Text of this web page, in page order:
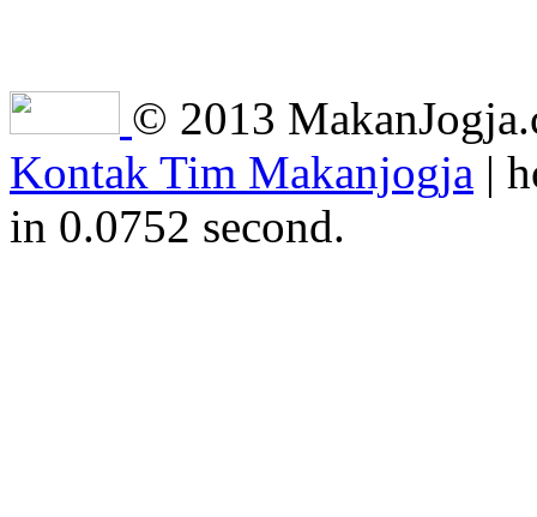
© 2013
Kontak Tim Makanjogja |
in 0.0752 second.